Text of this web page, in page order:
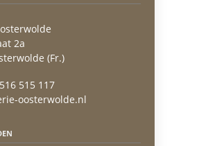
2a
(Fr.)
515 117
oosterwolde.nl